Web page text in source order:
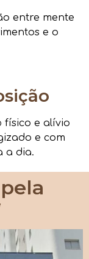
entre mente
e o
físico e alívio
e com
a dia.